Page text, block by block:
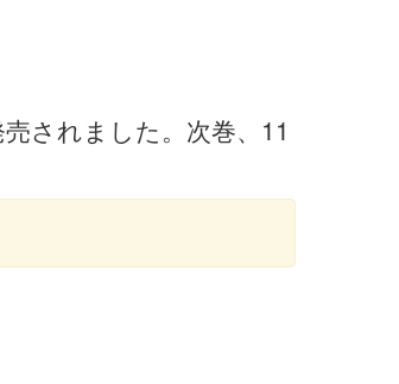
されました。次巻、11